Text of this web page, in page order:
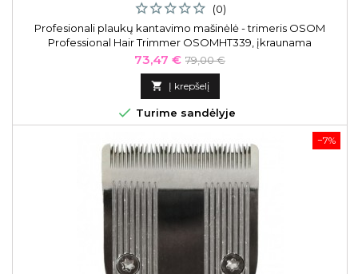
(0)
Profesionali plaukų kantavimo mašinėlė - trimeris OSOM
Professional Hair Trimmer OSOMHT339, įkraunama
Kaina
73,47 € Bazinė
kaina
79,00 €
 Į krepšelį
 Turime sandėlyje
−7%